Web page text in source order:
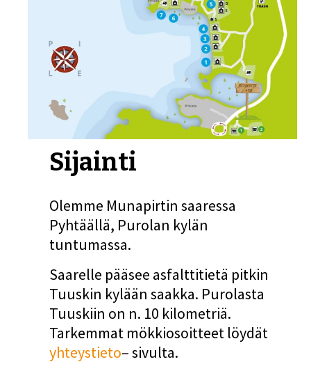
Sijainti
Olemme Munapirtin saaressa
Pyhtäällä, Purolan kylän
tuntumassa.
Saarelle pääsee asfalttitietä pitkin
Tuuskin kylään saakka. Purolasta
Tuuskiin on n. 10 kilometriä.
Tarkemmat mökkiosoitteet löydät
yhteystieto– sivulta.